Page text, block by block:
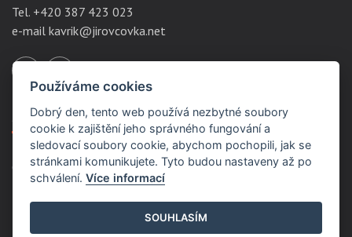
Tel. +420 387 423 023
e-mail kavrik@jirovcovka.net
Servisní odkazy
Ochrana osobních údajů
Používáme cookies
Dobrý den, tento web používá nezbytné soubory
cookie k zajištění jeho správného fungování a
sledovací soubory cookie, abychom pochopili, jak se
stránkami komunikujete. Tyto budou nastaveny až po
schválení.Více informací
SOUHLASÍM